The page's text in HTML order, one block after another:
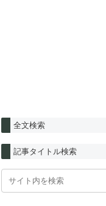
全文検索
記事タイトル検索